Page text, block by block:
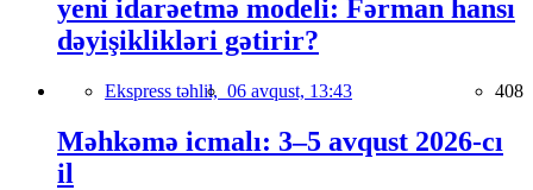
yeni idarəetmə modeli: Fərman hansı
dəyişiklikləri gətirir?
Ekspress təhlil, 06 avqust, 13:43 408
Məhkəmə icmalı: 3–5 avqust 2026-cı
il